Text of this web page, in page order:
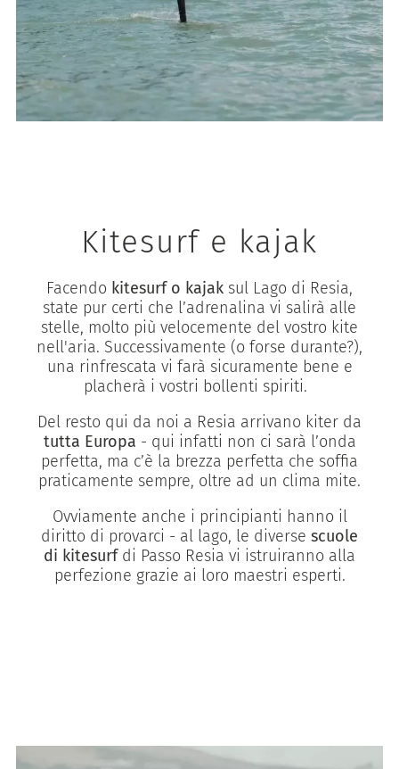
Kitesurf e kajak
Facendo kitesurf o kajak sul Lago di Resia,
state pur certi che l’adrenalina vi salirà alle
stelle, molto più velocemente del vostro kite
nell'aria. Successivamente (o forse durante?),
una rinfrescata vi farà sicuramente bene e
placherà i vostri bollenti spiriti.
Del resto qui da noi a Resia arrivano kiter da
tutta Europa - qui infatti non ci sarà l’onda
perfetta, ma c’è la brezza perfetta che soffia
praticamente sempre, oltre ad un clima mite.
Ovviamente anche i principianti hanno il
diritto di provarci - al lago, le diverse scuole
di kitesurfdi Passo Resia vi istruiranno alla
perfezione grazie ai loro maestri esperti.